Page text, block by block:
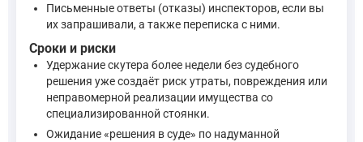
Письменные ответы (отказы) инспекторов, если вы
их запрашивали, а также переписка с ними.
Сроки и риски
Удержание скутера более недели без судебного
решения уже создаёт риск утраты, повреждения или
неправомерной реализации имущества со
специализированной стоянки.
Ожидание «решения в суде» по надуманной